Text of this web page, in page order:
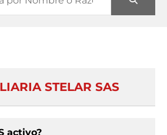
STELAR SAS
activo?